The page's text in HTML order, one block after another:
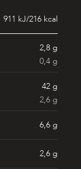
911 kJ/216 kcal
2,8 g
0,4 g
42 g
2,6 g
6,6 g
2,6 g